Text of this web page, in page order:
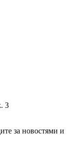
3
за новостями и